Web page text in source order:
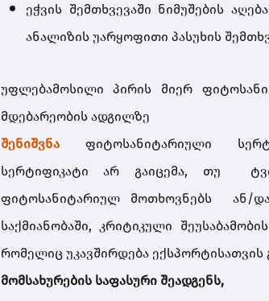
ეჭვის შემთხვევაში ნიმუშების
ანალიზის უარყოფითი პასუხის
უფლებამოსილი პირის მიერ
მდებარეობის ადგილზე
შენიშვნა
ფიტოსანიტარიული
სერტიფიკატი არ გაიცემა, თუ
ფიტოსანიტარიულ მოთხოვნებს ან/და
საქმიანობაში, კრიტიკული
რომელიც უკავშირდება
მომსახურების საფასური შეადგენს,